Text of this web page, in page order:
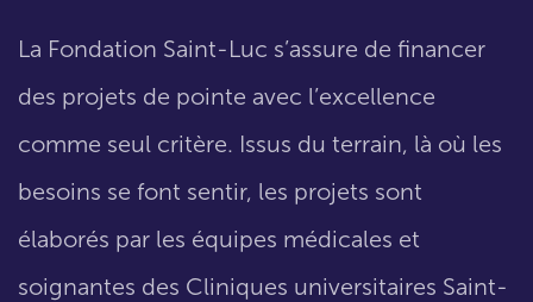
La Fondation Saint-Luc s’assure de financer
des projets de pointe avec l’excellence
comme seul critère. Issus du terrain, là où les
besoins se font sentir, les projets sont
élaborés par les équipes médicales et
soignantes des Cliniques universitaires Saint-